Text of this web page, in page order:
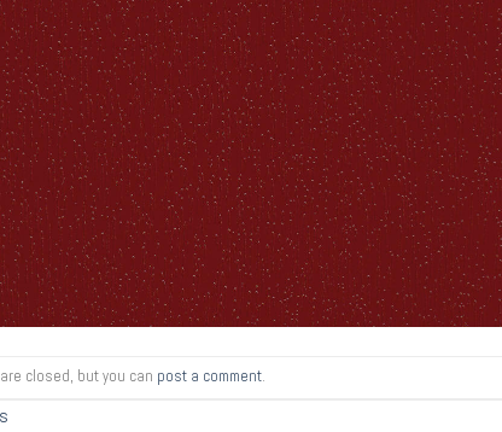
closed, but you can post a comment.